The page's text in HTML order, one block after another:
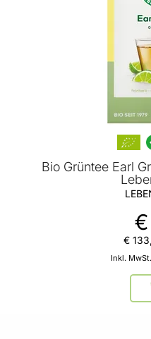
Bio Grüntee Earl
Inkl.
€ 133,